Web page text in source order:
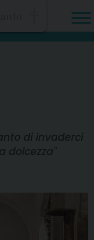
di invaderci
dolcezza"